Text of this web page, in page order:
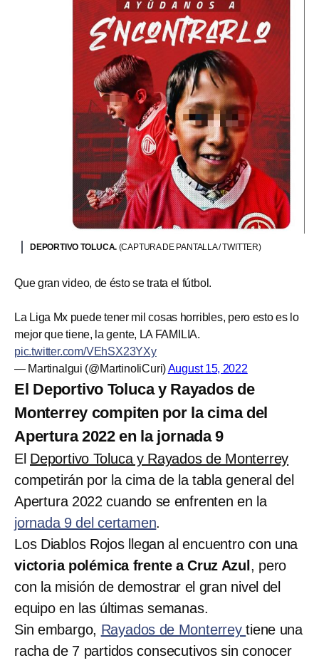
DEPORTIVO TOLUCA. (CAPTURA DE PANTALLA / TWITTER)
Que gran video, de ésto se trata el fútbol.
La Liga Mx puede tener mil cosas horribles, pero esto es lo
mejor que tiene, la gente, LA FAMILIA.
pic.twitter.com/VEhSX23YXy
— Martinalgui (@MartinoliCuri)August 15, 2022
El Deportivo Toluca y Rayados de
Monterrey compiten por la cima del
Apertura 2022 en la jornada 9
El Deportivo Toluca y Rayados de Monterrey
competirán por la cima de la tabla general del
Apertura 2022 cuando se enfrenten en la
jornada 9 del certamen.
Los Diablos Rojos llegan al encuentro con una
victoria polémica frente a Cruz Azul , pero
con la misión de demostrar el gran nivel del
equipo en las últimas semanas.
Sin embargo, Rayados de Monterreytiene una
racha de 7 partidos consecutivos sin conocer